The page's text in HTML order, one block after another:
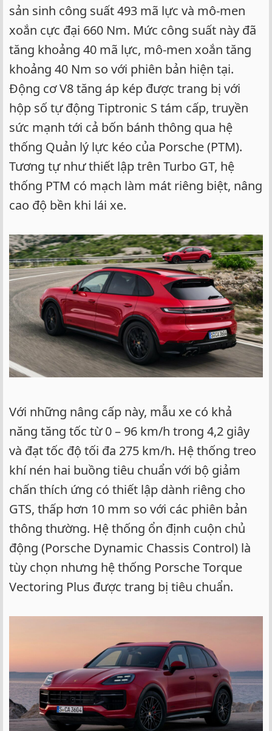
sản sinh công suất 493 mã lực và mô-men
xoắn cực đại 660 Nm. Mức công suất này đã
tăng khoảng 40 mã lực, mô-men xoắn tăng
khoảng 40 Nm so với phiên bản hiện tại.
Động cơ V8 tăng áp kép được trang bị với
hộp số tự động Tiptronic S tám cấp, truyền
sức mạnh tới cả bốn bánh thông qua hệ
thống Quản lý lực kéo của Porsche (PTM).
Tương tự như thiết lập trên Turbo GT, hệ
thống PTM có mạch làm mát riêng biệt, nâng
cao độ bền khi lái xe.
Với những nâng cấp này, mẫu xe có khả
năng tăng tốc từ 0 – 96 km/h trong 4,2 giây
và đạt tốc độ tối đa 275 km/h. Hệ thống treo
khí nén hai buồng tiêu chuẩn với bộ giảm
chấn thích ứng có thiết lập dành riêng cho
GTS, thấp hơn 10 mm so với các phiên bản
thông thường. Hệ thống ổn định cuộn chủ
động (Porsche Dynamic Chassis Control) là
tùy chọn nhưng hệ thống Porsche Torque
Vectoring Plus được trang bị tiêu chuẩn.